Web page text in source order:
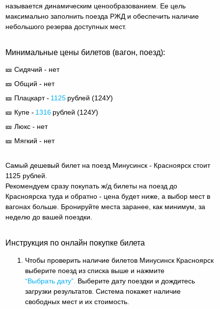
называется динамическим ценообразованием. Ее цель
максимально заполнить поезда РЖД и обеспечить наличие
небольшого резерва доступных мест.
Минимальные цены билетов (вагон, поезд):
🎫 Сидячий - нет
🎫 Общий - нет
🎫 Плацкарт - 1125 рублей (124У)
🎫 Купе - 1316 рублей (124У)
🎫 Люкс - нет
🎫 Мягкий - нет
Самый дешевый билет на поезд Минусинск - Красноярск стоит
1125 рублей.
Рекомендуем сразу покупать ж/д билеты на поезд до
Красноярска туда и обратно - цена будет ниже, а выбор мест в
вагонах больше. Бронируйте места заранее, как минимум, за
неделю до вашей поездки.
Инструкция по онлайн покупке билета
Чтобы проверить наличие билетов Минусинск Красноярск
выберите поезд из списка выше и нажмите
“Выбрать дату”. Выберите дату поездки и дождитесь
загрузки результатов. Система покажет наличие
свободных мест и их стоимость.